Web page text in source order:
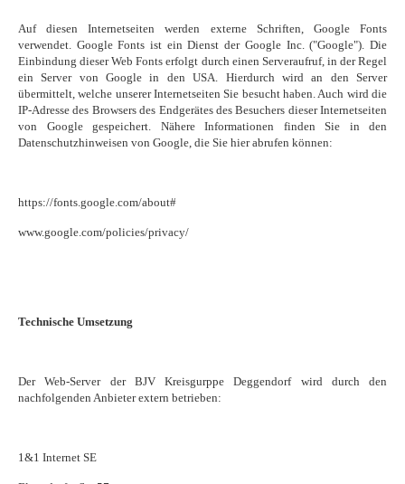
Auf diesen Internetseiten werden externe Schriften, Google Fonts
verwendet. Google Fonts ist ein Dienst der Google Inc. ("Google"). Die
Einbindung dieser Web Fonts erfolgt durch einen Serveraufruf, in der Regel
ein Server von Google in den USA. Hierdurch wird an den Server
übermittelt, welche unserer Internetseiten Sie besucht haben. Auch wird die
IP-Adresse des Browsers des Endgerätes des Besuchers dieser Internetseiten
von Google gespeichert. Nähere Informationen finden Sie in den
Datenschutzhinweisen von Google, die Sie hier abrufen können:
https://fonts.google.com/about#
www.google.com/policies/privacy/
Technische Umsetzung
Der Web-Server der BJV Kreisgurppe Deggendorf wird durch den
nachfolgenden Anbieter extern betrieben:
1&1 Internet SE